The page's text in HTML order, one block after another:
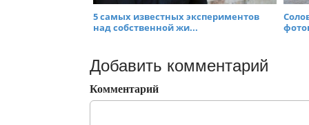
5 самых известных экспериментов
над собственной жи...
Добавить комментарий
Комментарий